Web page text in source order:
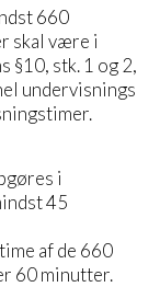
660
skal være i
§10, stk. 1 og 2,
undervisnings
i
45
af de 660
60 minutter.